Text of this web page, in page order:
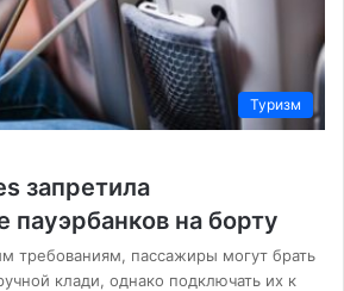
Туризм
запретила
пауэрбанков на борту
требованиям, пассажиры могут брать
клади, однако подключать их к